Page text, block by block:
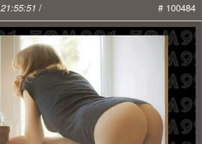
/ # 100484